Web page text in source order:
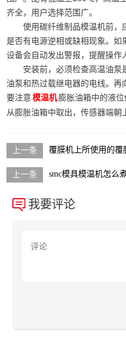
齐全，用户选择范围广。
使用碳纤维制品模温机前，
是否有电源逆相或缺相现象。
设备会自动发出警报，提醒操作
安装前，必须检查高温油泵
油泵和热过载继电器的电线。
要注意 模温机膨胀油箱中的液
从膨胀油箱中取出，传感器端朝
覆膜机上所使用的覆
smc模具模温机怎么
我要评论